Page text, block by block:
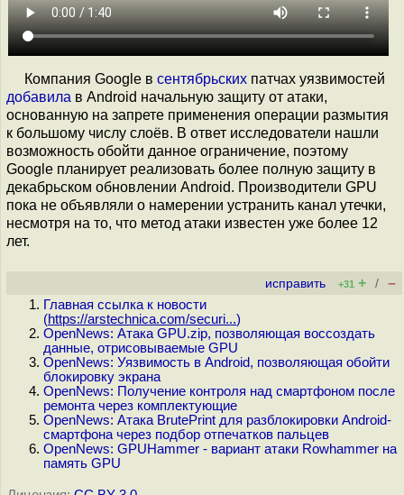
Компания Google в сентябрьских патчах уязвимостей
добавила в Android начальную защиту от атаки,
основанную на запрете применения операции размытия
к большому числу слоёв. В ответ исследователи нашли
возможность обойти данное ограничение, поэтому
Google планирует реализовать более полную защиту в
декабрьском обновлении Android. Производители GPU
пока не объявляли о намерении устранить канал утечки,
несмотря на то, что метод атаки известен уже более 12
лет.
исправить +31 + / –
Главная ссылка к новости
(https://arstechnica.com/securi...)
OpenNews: Атака GPU.zip, позволяющая воссоздать
данные, отрисовываемые GPU
OpenNews: Уязвимость в Android, позволяющая обойти
блокировку экрана
OpenNews: Получение контроля над смартфоном после
ремонта через комплектующие
OpenNews: Атака BrutePrint для разблокировки Android-
смартфона через подбор отпечатков пальцев
OpenNews: GPUHammer - вариант атаки Rowhammer на
память GPU